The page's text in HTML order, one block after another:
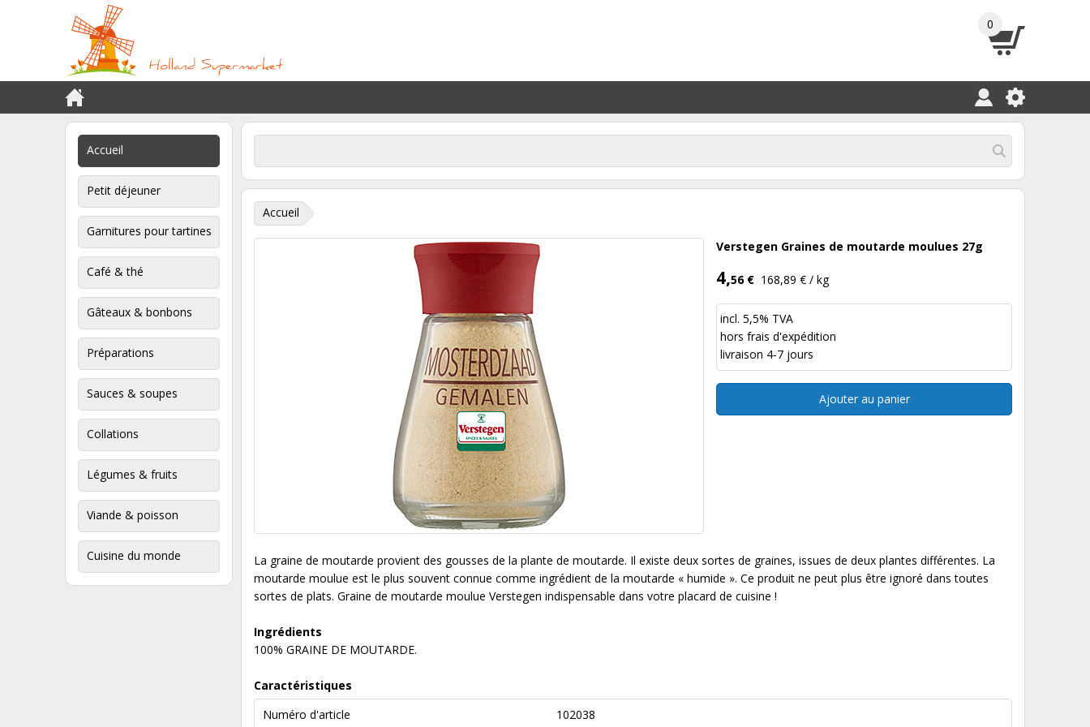
0
Accueil
Petit déjeuner
Garnitures pour tartines
Café & thé
Gâteaux & bonbons
Préparations
Sauces & soupes
Collations
Légumes & fruits
Viande & poisson
Cuisine du monde
Accueil
Verstegen Graines de moutarde moulues 27g
4,56 € 168,89 € / kg
incl. 5,5% TVA
hors frais d'expédition
livraison 4-7 jours
Ajouter au panier
La graine de moutarde provient des gousses de la plante de moutarde. Il existe deux sortes de graines, issues de deux plantes différentes. La
moutarde moulue est le plus souvent connue comme ingrédient de la moutarde « humide ». Ce produit ne peut plus être ignoré dans toutes
sortes de plats. Graine de moutarde moulue Verstegen indispensable dans votre placard de cuisine !
Ingrédients
100% GRAINE DE MOUTARDE.
Caractéristiques
Numéro d'article
102038